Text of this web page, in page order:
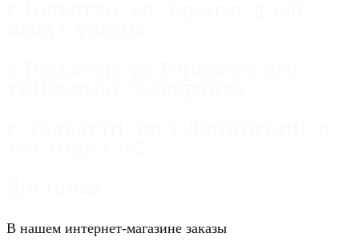
В нашем интернет-магазине заказы